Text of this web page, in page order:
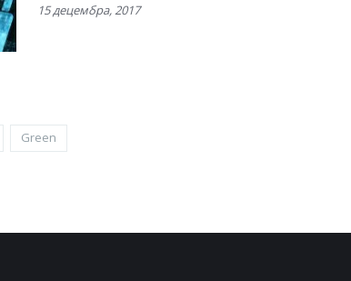
15 децембра, 2017
Green